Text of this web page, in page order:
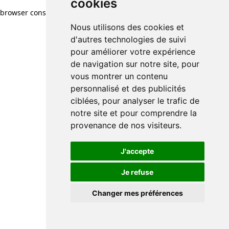
cookies
Nous utilisons des cookies et
d'autres technologies de suivi
pour améliorer votre expérience
de navigation sur notre site, pour
vous montrer un contenu
personnalisé et des publicités
ciblées, pour analyser le trafic de
notre site et pour comprendre la
provenance de nos visiteurs.
J'accepte
Je refuse
Changer mes préférences
browser console for more information)